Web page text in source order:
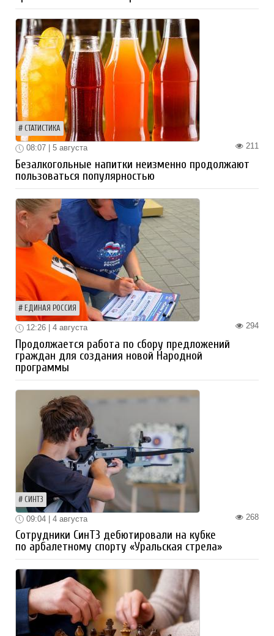
СТАТИСТИКА
211
08:07 | 5 августа
Безалкогольные напитки неизменно продолжают
пользоваться популярностью
ЕДИНАЯ РОССИЯ
294
12:26 | 4 августа
Продолжается работа по сбору предложений
граждан для создания новой Народной
программы
СИНТЗ
268
09:04 | 4 августа
Сотрудники СинТЗ дебютировали на кубке
по арбалетному спорту «Уральская стрела»